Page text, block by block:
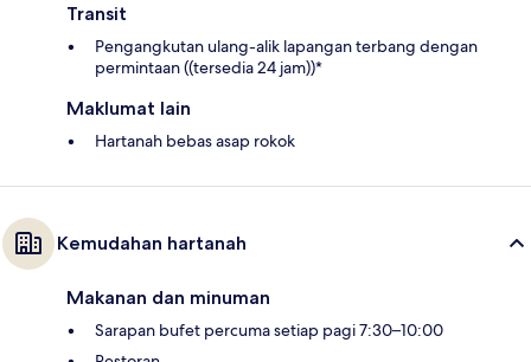
Transit
Pengangkutan ulang-alik lapangan terbang dengan
permintaan ((tersedia 24 jam))*
Maklumat lain
Hartanah bebas asap rokok
Kemudahan hartanah
Makanan dan minuman
Sarapan bufet percuma setiap pagi 7:30–10:00